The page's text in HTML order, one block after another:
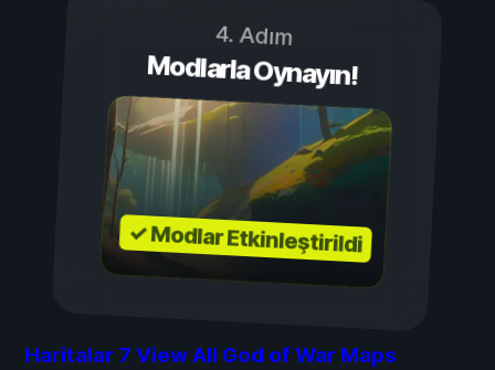
4. Adım
Modlarla Oynayın!
✓ Modlar Etkinleştirildi
Haritalar 7 View All God of War Maps